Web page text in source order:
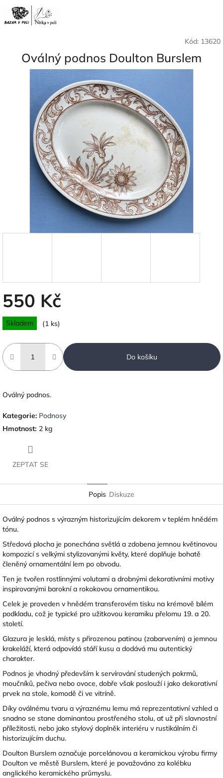
obsah
Kód: 13620
Oválný podnos Doulton Burslem
550 Kč
Měrná
cena:
Skladem (1 ks)
Do košíku
Oválný podnos.
Kategorie: Podnosy
Hmotnost: 2 kg
ZEPTAT SE
Popis Diskuze
Oválný podnos s výrazným historizujícím dekorem v teplém hnědém
tónu.
Středová plocha je ponechána světlá a zdobena jemnou květinovou
kompozicí s velkými stylizovanými květy, které doplňuje bohatě
členěný ornamentální lem po obvodu.
Ten je tvořen rostlinnými volutami a drobnými dekorativními motivy
inspirovanými barokní a rokokovou ornamentikou.
Celek je proveden v hnědém transferovém tisku na krémově bílém
podkladu, což je typické pro užitkovou keramiku přelomu 19. a 20.
století.
Glazura je lesklá, místy s přirozenou patinou (zabarvením) a jemnou
krakeláží, která odpovídá stáří kusu a dodává mu autentický
charakter.
Podnos je vhodný především k servírování studených pokrmů,
moučníků, pečiva nebo ovoce, dobře však poslouží i jako dekorativní
prvek na stole, komodě či ve vitríně.
Díky oválnému tvaru a výraznému lemu má reprezentativní vzhled a
snadno se stane dominantou prostřeného stolu, ať už při slavnostní
příležitosti, nebo jako stylový doplněk interiéru v rustikálním či
historizujícím duchu.
Doulton Burslem označuje porcelánovou a keramickou výrobu firmy
Doulton ve městě Burslem, které je považováno za kolébku
anglického keramického průmyslu.